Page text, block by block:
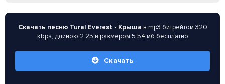
Скачать песню Tural Everest - Крыша в mp3 битрейтом 320
kbps, длиною 2:25 и размером 5.54 мб бесплатно
Скачать